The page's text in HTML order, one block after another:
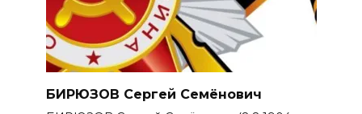
БИРЮЗОВ Сергей Семёнович